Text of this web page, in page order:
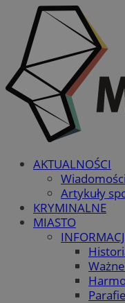
AKTUALNOŚCI
Artykuły
KRYMINALNE
MIASTO